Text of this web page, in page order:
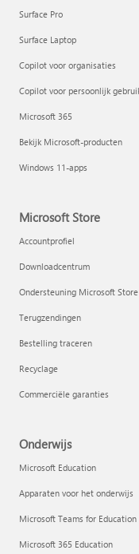
Surface Pro
Surface Laptop
Copilot voor organisaties
Copilot voor persoonlijk
Microsoft 365
Bekijk Microsoft-producten
Windows 11-apps
Microsoft Store
Accountprofiel
Downloadcentrum
Ondersteuning Microsoft Store
Terugzendingen
Bestelling traceren
Recyclage
Commerciële garanties
Onderwijs
Microsoft Education
Apparaten voor het onderwijs
Microsoft Teams for Education
Microsoft 365 Education